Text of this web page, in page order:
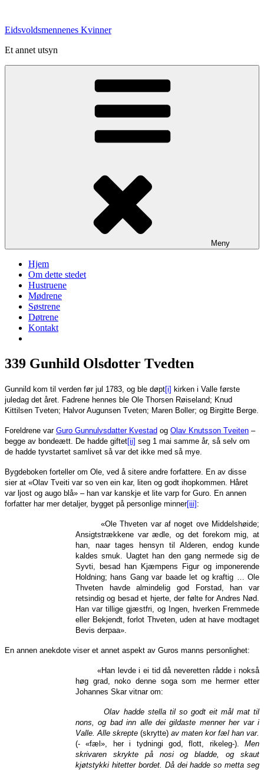
innhold
Eidsvoldsmennenes Kvinner
Et annet utsyn
Meny
Hjem
Om dette stedet
Hustruene
Mødrene
Søstrene
Døtrene
Kontakt
339 Gunhild Olsdotter Tvedten
Gunnild kom til verden før jul 1783, og ble døpt[i] kirken i Valle første
juledag det året. Fadrene hennes ble Ole Thorsen Røiseland; Knud
Kittilsen Tveten; Halvor Augunsen Tveten; Maren Boller; og Birgitte Berge.
Foreldrene var Guro Gunnulvsdatter Kvestad og Olav Knutsson Tveiten –
begge av bondeætt. De hadde giftet[ii] seg 1 mai samme år, så selv om
de hadde tyvstartet samlivet så var det ikke med så mye.
Bygdeboken forteller om Ole, ved å sitere andre forfattere. En av disse
sier at «Olav Tveiti var so ven ein kar, liten og godt ihopkommen. Håret
var ljost og augo blå» – han var kanskje et lite varp for Guro. En annen
forfatter har mer detaljer, bygget på personlige minner[iii] :
«Ole Thveten var af noget ove Middelshøide;
Ansigtstrækkene var ædle, og det forekom mig, at
han, naar tages hensyn til Alderen, endog kunde
kaldes smuk. Uagtet han den gang nermede sig de
Syvti, besad han Kjæmpens Figur og imponerende
Holdning; hans Gang var baade let og kraftig … Ole
Thveten havde almindelig god Forstad, han var
retsindig og besad et hjerte, der følte for Andres Nød.
Han var tillige gjæstfri, og Ingen, hverken Fremmede
eller Bekjendt, forlot Thveten, uden at have modtaget
Bevis derpaa».
En annen anekdote viser et annet aspekt av Guros manns personlighet:
«Han levde i ei tid då neveretten rådde i nokså
høg grad, noko denne soga som me hermer etter
Johannes Skar vitnar om:
Olav hadde stella til so godt eit mål mat til
nons, og bad inn alle dei gildaste menner her var i
Valle. Alle skrepte (skrytte) av maten kor fæl han var.
(- «fæl», her i tydningi god, flott, rikeleg-).
Men
skrivaren skrykte på nosi og bladde, og skaut
kjøtstykki hitetter bordet. Då dei hadde so metta seg